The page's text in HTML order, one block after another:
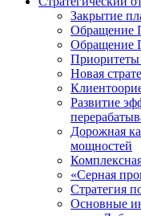
Закрытие
Обращение
Обращение
Приоритеты
Новая
Развитие
Дорожная
мощностей
«Серная
Стратегия
Основные